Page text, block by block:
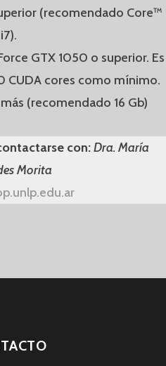
(recomendado Core™
i7).
GTX 1050 o superior. Es
CUDA cores como mínimo.
(recomendado 16 Gb)
con: Dra. María
Morita